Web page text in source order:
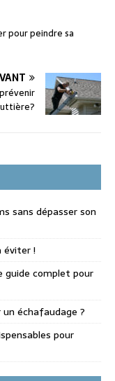
pour peindre sa
sans dépasser son
éviter !
complet pour
échafaudage ?
pour